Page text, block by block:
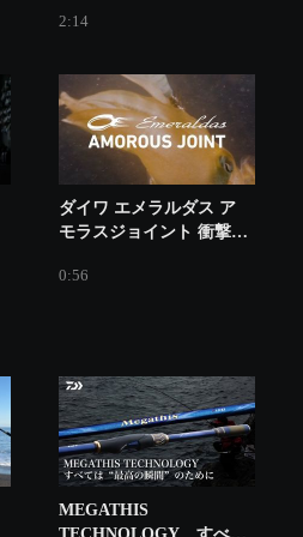
った、DAIWAタフネスベ
の幕を開けるのは
『ZILLION
TW150』、“通称：ONE-
FIFTY”。初代から脈々と
受け継ぐ圧倒的な飛距
離、揺るぎなき剛性感を
継承しながら、手に馴染
屈強コンパクトボディを
に注ぎ込んだ150サイズモ
デルが此処に在る。
2:14
ダイワ エメラルダス ア
モラスジョイント 衝撃の
0:56
MEGATHIS